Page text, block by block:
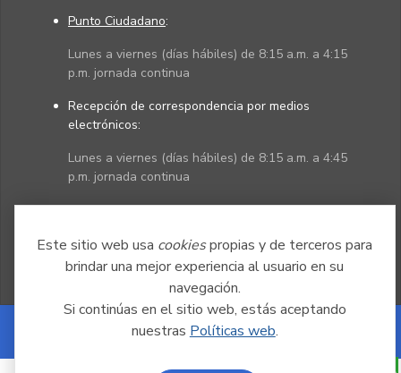
Este sitio web usa cookiespropias y de terceros para
brindar una mejor experiencia al usuario en su
navegación.
Si continúas en el sitio web, estás aceptando
nuestras Políticas web.
Punto Ciudadano:
Lunes a viernes (días hábiles) de 8:15 a.m. a 4:15
p.m. jornada continua
Recepción de correspondencia por medios
electrónicos:
Lunes a viernes (días hábiles) de 8:15 a.m. a 4:45
p.m. jornada continua
Powered by Nexura